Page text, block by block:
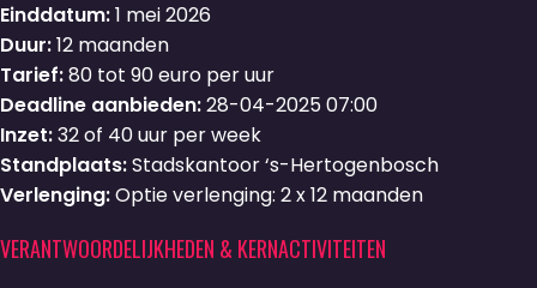
Einddatum:1 mei 2026
Duur:12 maanden
Tarief:80 tot 90 euro per uur
Deadline aanbieden:28-04-2025 07:00
Inzet:32 of 40 uur per week
Standplaats:Stadskantoor ‘s-Hertogenbosch
Verlenging:Optie verlenging: 2 x 12 maanden
VERANTWOORDELIJKHEDEN & KERNACTIVITEITEN